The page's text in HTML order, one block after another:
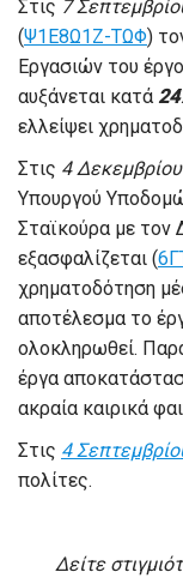
Στις 7
(Ψ1Ε8Ω1Ζ-ΤΩΦ)
Εργασιών του
αυξάνεται κατά
ελλείψει
Στις 4
Υπουργού
Σταϊκούρα με τον
εξασφαλίζεται (
χρηματοδότηση
αποτέλεσμα το
ολοκληρωθεί.
έργα
ακραία καιρικά
Στις 4
πολίτες.
Δείτε